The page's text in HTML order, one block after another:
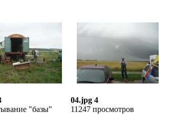
"базы"
04.jpg 4
11247 просмотров